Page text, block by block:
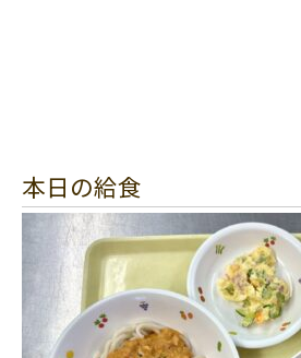
本日の給食